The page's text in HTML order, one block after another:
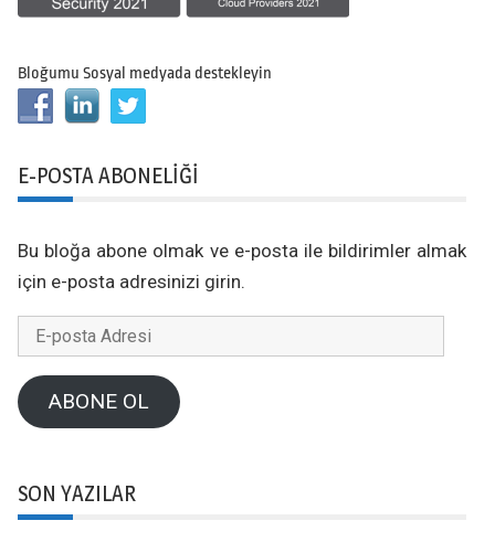
Bloğumu Sosyal medyada destekleyin
E-POSTA ABONELIĞI
Bu bloğa abone olmak ve e-posta ile bildirimler almak
için e-posta adresinizi girin.
posta
AdresiABONE OL
SON YAZILAR